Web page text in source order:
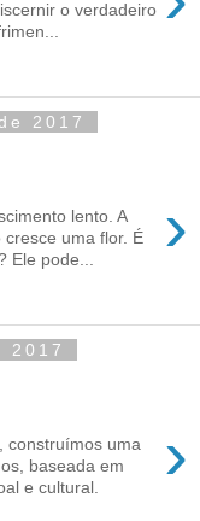
o verdadeiro
2017
›
lento. A
uma flor. É
Ele pode...
›
construímos uma
baseada em
e cultural.